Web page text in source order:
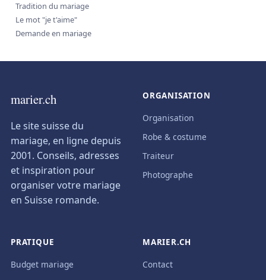
Tradition du mariage
Le mot "je t'aime"
Demande en mariage
marier.ch
Le site suisse du
mariage, en ligne depuis
2001. Conseils, adresses
et inspiration pour
organiser votre mariage
en Suisse romande.
ORGANISATION
Organisation
Robe & costume
Traiteur
Photographe
PRATIQUE
Budget mariage
MARIER.CH
Contact